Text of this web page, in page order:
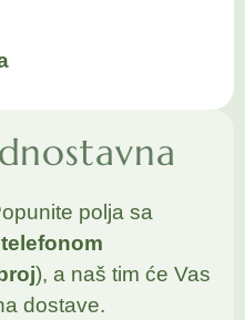
polja sa
), a naš tim će Vas
dostave.